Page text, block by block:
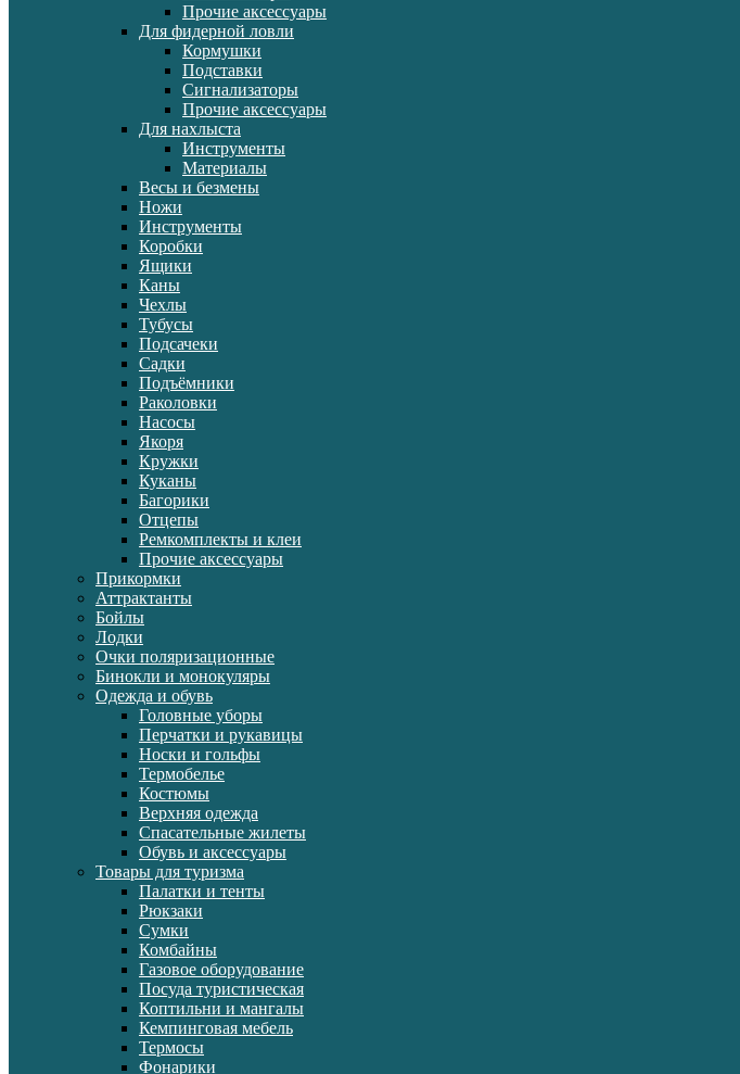
Прочие аксессуары
Для фидерной ловли
Кормушки
Подставки
Сигнализаторы
Прочие аксессуары
Для нахлыста
Инструменты
Материалы
Весы и безмены
Ножи
Инструменты
Коробки
Ящики
Каны
Чехлы
Тубусы
Подсачеки
Садки
Подъёмники
Раколовки
Насосы
Якоря
Кружки
Куканы
Багорики
Отцепы
Ремкомплекты и клеи
Прочие аксессуары
Прикормки
Аттрактанты
Бойлы
Лодки
Очки поляризационные
Бинокли и монокуляры
Одежда и обувь
Головные уборы
Перчатки и рукавицы
Носки и гольфы
Термобелье
Костюмы
Верхняя одежда
Спасательные жилеты
Обувь и аксессуары
Товары для туризма
Палатки и тенты
Рюкзаки
Сумки
Комбайны
Газовое оборудование
Посуда туристическая
Коптильни и мангалы
Кемпинговая мебель
Термосы
Фонарики